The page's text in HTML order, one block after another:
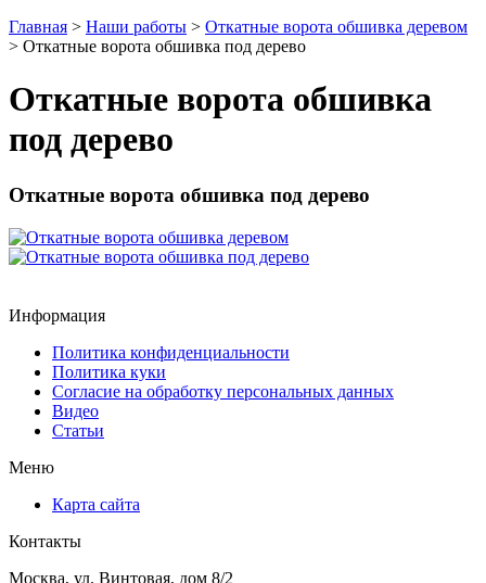
Главная > Наши работы > Откатные ворота обшивка деревом
> Откатные ворота обшивка под дерево
Откатные ворота обшивка
под дерево
Откатные ворота обшивка под дерево
Информация
Политика конфиденциальности
Политика куки
Согласие на обработку персональных данных
Видео
Статьи
Меню
Карта сайта
Контакты
Москва, ул. Винтовая, дом 8/2